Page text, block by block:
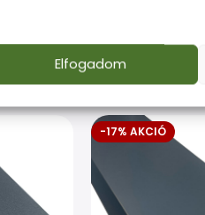
Elfogadom
-17% AKCIÓ